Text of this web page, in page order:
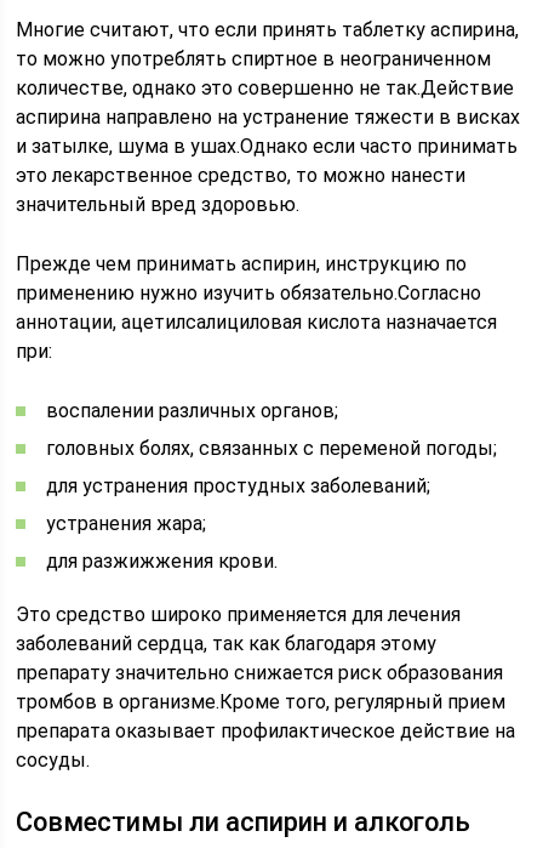
Многие считают, что если принять таблетку аспирина,
то можно употреблять спиртное в неограниченном
количестве, однако это совершенно не так.Действие
аспирина направлено на устранение тяжести в висках
и затылке, шума в ушах.Однако если часто принимать
это лекарственное средство, то можно нанести
значительный вред здоровью.
Прежде чем принимать аспирин, инструкцию по
применению нужно изучить обязательно.Согласно
аннотации, ацетилсалициловая кислота назначается
при:
воспалении различных органов;
головных болях, связанных с переменой погоды;
для устранения простудных заболеваний;
устранения жара;
для разжижжения крови.
Это средство широко применяется для лечения
заболеваний сердца, так как благодаря этому
препарату значительно снижается риск образования
тромбов в организме.Кроме того, регулярный прием
препарата оказывает профилактическое действие на
сосуды.
Совместимы ли аспирин и алкоголь